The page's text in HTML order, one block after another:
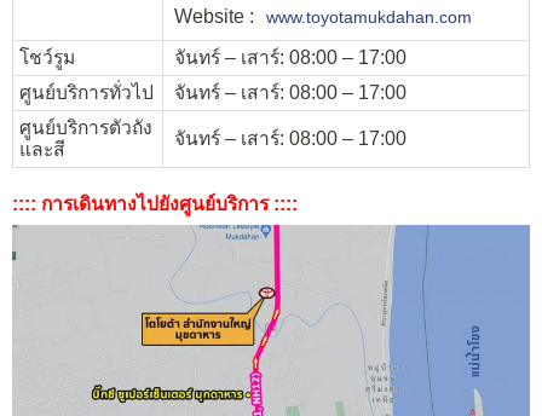
Website :
www.toyotamukdahan.com
โชว์รูม
จันทร์ – เสาร์: 08:00 – 17:00
ศูนย์บริการทั่วไป
จันทร์ – เสาร์: 08:00 – 17:00
ศูนย์บริการตัวถัง
และสี
จันทร์ – เสาร์: 08:00 – 17:00
:::: การเดินทางไปยังศูนย์บริการ ::::